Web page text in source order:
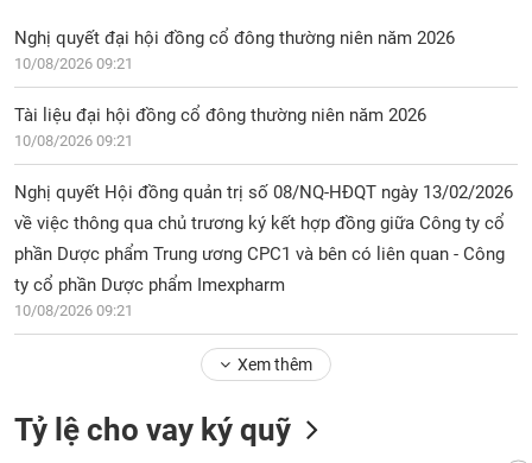
Nghị quyết đại hội đồng cổ đông thường niên năm 2026
10/08/2026 09:21
Tài liệu đại hội đồng cổ đông thường niên năm 2026
10/08/2026 09:21
Nghị quyết Hội đồng quản trị số 08/NQ-HĐQT ngày 13/02/2026
về việc thông qua chủ trương ký kết hợp đồng giữa Công ty cổ
phần Dược phẩm Trung ương CPC1 và bên có liên quan - Công
ty cổ phần Dược phẩm Imexpharm
10/08/2026 09:21
Xem thêm
Tỷ lệ cho vay ký quỹ